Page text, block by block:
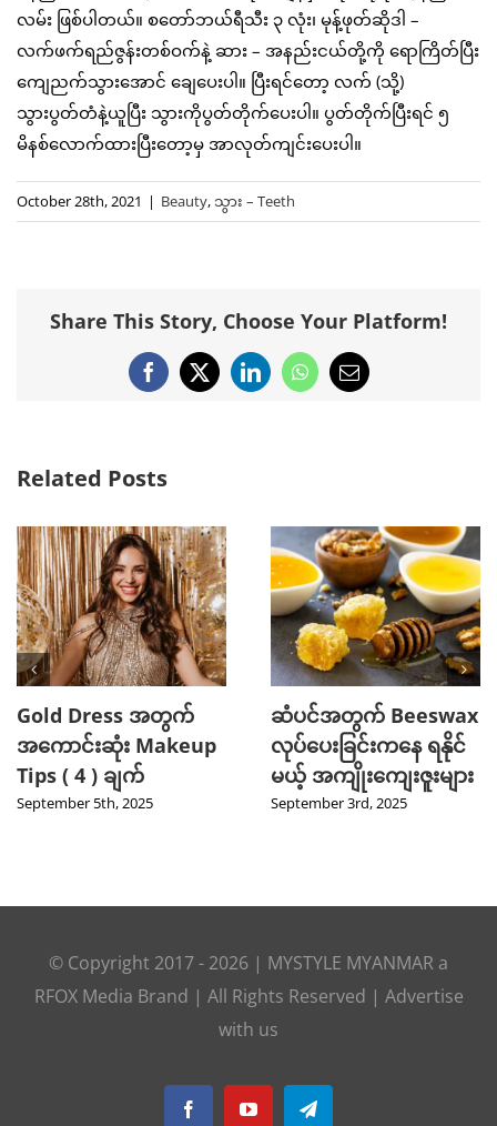
လမ်း ဖြစ်ပါတယ်။ စတော်ဘယ်ရီသီး ၃ လုံး၊ မုန့်ဖုတ်ဆိုဒါ –
လက်ဖက်ရည်ဇွန်းတစ်ဝက်နဲ့ ဆား – အနည်းငယ်တို့ကို ရောကြိတ်ပြီး
ကျေညက်သွားအောင် ချေပေးပါ။ ပြီးရင်တော့ လက် (သို့)
သွားပွတ်တံနဲ့ယူပြီး သွားကိုပွတ်တိုက်ပေးပါ။ ပွတ်တိုက်ပြီးရင် ၅
မိနစ်လောက်ထားပြီးတော့မှ အာလုတ်ကျင်းပေးပါ။
October 28th, 2021 | Beauty, သွား – Teeth
Share This Story, Choose Your Platform!
Facebook
X LinkedInWhatsApp
Email
Related Posts
Gold Dress အတွက်
အကောင်းဆုံး Makeup
Tips ( 4 ) ချက်
September 5th, 2025
ဆံပင်အတွက် Beeswax
လုပ်ပေးခြင်းကနေ ရနိုင်
မယ့် အကျိုးကျေးဇူးများ
September 3rd, 2025
© Copyright 2017 - 2026 | MYSTYLE MYANMAR a
RFOX Media Brand | All Rights Reserved | Advertise
with us
FacebookYouTubeTelegram